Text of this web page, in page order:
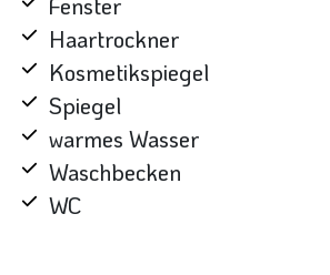
Fenster
Haartrockner
Kosmetikspiegel
Spiegel
warmes Wasser
Waschbecken
WC